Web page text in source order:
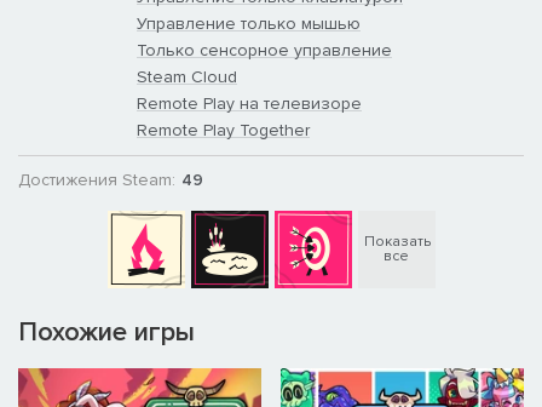
Управление только мышью
Только сенсорное управление
Steam Cloud
Remote Play на телевизоре
Remote Play Together
Достижения Steam: 49
Показать
все
Похожие игры